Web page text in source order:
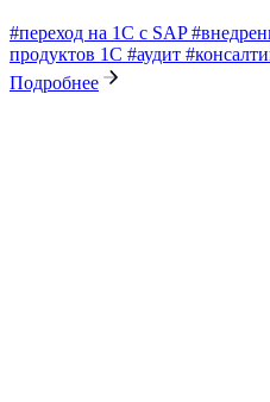
#переход на 1С с SAP
продуктов 1С #аудит
Подробнее